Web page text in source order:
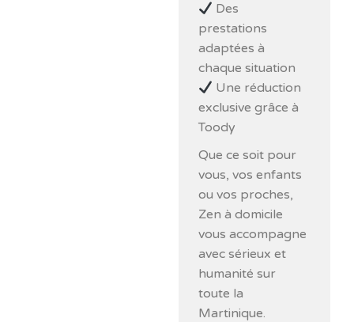
Des
prestations
adaptées à
chaque situation
Une réduction
exclusive grâce à
Toody
Que ce soit pour
vous, vos enfants
ou vos proches,
Zen à domicile
vous accompagne
avec sérieux et
humanité sur
toute la
Martinique.